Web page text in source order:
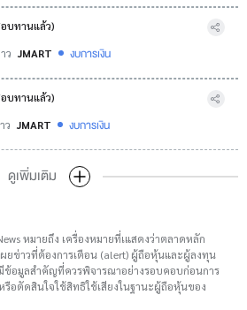
บทานแล้ว)
ว JMART งบการเงิน
บทานแล้ว)
ว JMART งบการเงิน
ดูเพิ่มเติม
หมายถึง เครื่องหมายที่เแสดงว่าตลาดหลัก
ยข่าวที่ต้องการเตือน (alert) ผู้ถือหุ้นและผู้ลงทุน
ข้อมูลสำคัญที่ควรพิจารณาอย่างรอบคอบก่อนการ
อตัดสินใจใช้สิทธิใช้เสียงในฐานะผู้ถือหุ้นของ